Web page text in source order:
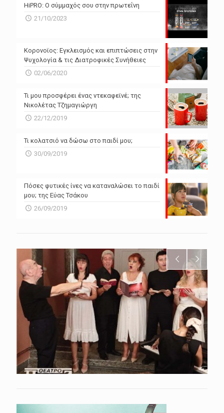
N/A
Powered by Forecast.io
HiPRO: Ο σύμμαχός σου στην πρωτεΐνη
21/10/2023
Κορονοϊος: Εγκλεισμός και επιπτώσεις στην
Ψυχολογία & τις Διατροφικές Συνήθειες
02/06/2020
Τι μου προσφέρει ένας ντεκαφεϊνέ; της
Νικολέτας Τζημαγιώργη
22/12/2019
Τι κολατσιό να δώσω στο παιδί μου;
30/09/2019
Πόσες φυτικές ίνες να καταναλώσει το παιδί
μου; της Εύας Τσάκου
26/09/2019